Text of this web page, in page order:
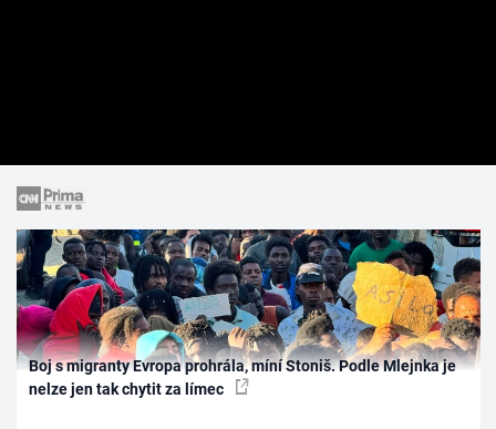
Boj s migranty Evropa prohrála, míní Stoniš. Podle Mlejnka je
nelze jen tak chytit za límec